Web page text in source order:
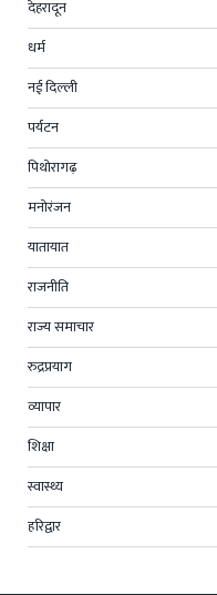
देहरादून
धर्म
नई दिल्ली
पर्यटन
पिथोरागढ़
मनोरंजन
यातायात
राजनीति
राज्य समाचार
रुद्रप्रयाग
व्यापार
शिक्षा
स्वास्थ्य
हरिद्वार